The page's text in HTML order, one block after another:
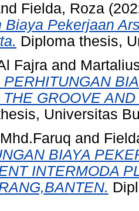
Fielda, Roza
Biaya Pekerjaan
Diploma thesis,
Fajra and
GROOVE
Universitas
and
BIAYA
INTERMODA